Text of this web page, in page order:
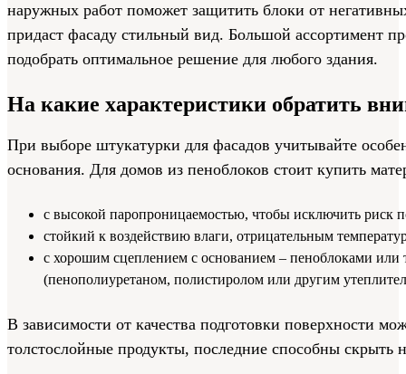
наружных работ поможет защитить блоки от
придаст фасаду стильный вид. Большой ассортимент
подобрать оптимальное решение для любого здания.
На какие характеристики обратить
При выборе штукатурки для фасадов учитывайте
основания. Для домов из пеноблоков стоит купить
с высокой паропроницаемостью, чтобы исключить риск
стойкий к воздействию влаги, отрицательным
с хорошим сцеплением с основанием – пеноблоками
(пенополиуретаном, полистиролом или другим
В зависимости от качества подготовки поверхности
толстослойные продукты, последние способны скрыть